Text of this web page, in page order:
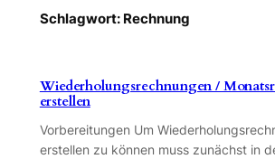
Schlagwort: Rechnung
Wiederholungsrechnungen /
erstellen
Vorbereitungen Um
erstellen zu können muss zunächst in